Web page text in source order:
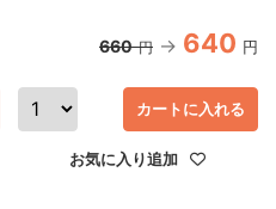
660 円 640 円
お気に入り追加
カートに入れる